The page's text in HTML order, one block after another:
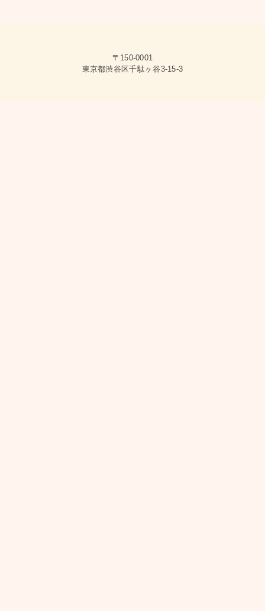
〒150-0001
東京都渋谷区千駄ヶ谷3-15-3